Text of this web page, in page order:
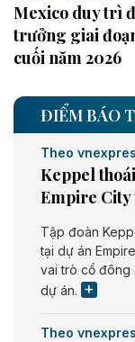
Mexico duy trì
trưởng giai
cuối năm 2026
ĐIỂM BÁO
Theo
Keppel
Empire
Tập đoàn
tại dự án
vai trò cổ đông
dự án.
Theo